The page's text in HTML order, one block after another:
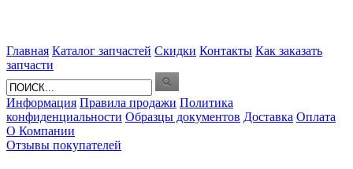
Главная Каталог запчастей Скидки Контакты Как заказать
запчасти
Информация Правила продажи Политика
конфиденциальности Образцы документов Доставка Оплата
О Компании
Отзывы покупателей